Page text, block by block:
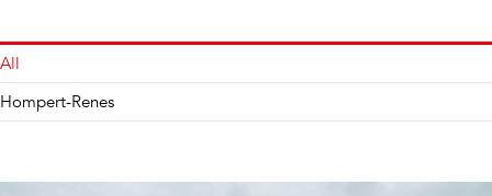
All
Hompert-Renes